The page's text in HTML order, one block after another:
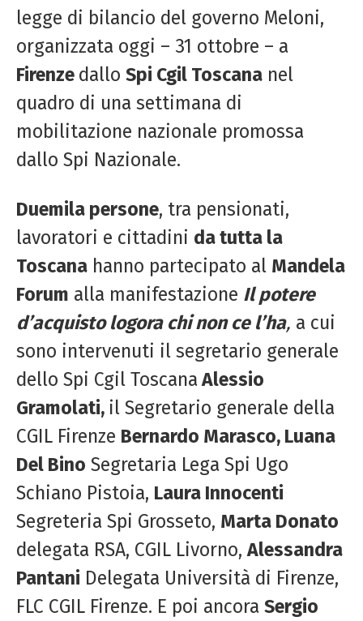
legge di bilancio del governo Meloni,
organizzata oggi – 31 ottobre – a
Firenze dallo Spi Cgil Toscana nel
quadro di una settimana di
mobilitazione nazionale promossa
dallo Spi Nazionale.
Duemila persone, tra pensionati,
lavoratori e cittadini da tutta la
Toscana hanno partecipato al Mandela
Forum alla manifestazione Il potere
d’acquisto logora chi non ce l’ha, a cui
sono intervenuti il segretario generale
dello Spi Cgil ToscanaAlessio
Gramolati, il Segretario generale della
CGIL Firenze Bernardo Marasco, Luana
Del Bino Segretaria Lega Spi Ugo
Schiano Pistoia, Laura Innocenti
Segreteria Spi Grosseto, Marta Donato
delegata RSA, CGIL Livorno, Alessandra
Pantani Delegata Università di Firenze,
FLC CGIL Firenze. E poi ancora Sergio